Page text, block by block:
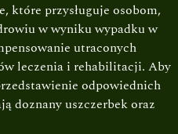
które przysługuje osobom,
w wyniku wypadku w
utraconych
leczenia i rehabilitacji. Aby
odpowiednich
doznany uszczerbek oraz